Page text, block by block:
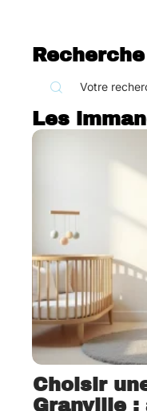
Recherche
Les
Choisir
Granville :